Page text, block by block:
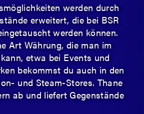
werden durch
erweitert, die bei BSR
werden können.
Art Währung, die man im
etwa bei Events und
bekommst du auch in den
und Steam-Stores. Thane
ab und liefert Gegenstände